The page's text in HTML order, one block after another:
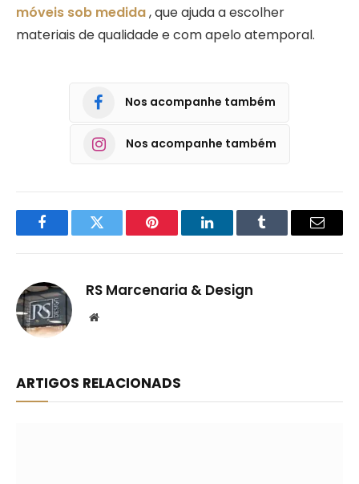
móveis sob medida, que ajuda a escolher
materiais de qualidade e com apelo atemporal.
Nos acompanhe também
Nos acompanhe também
FacebookTwitter Pinterest LinkedInTumblr Email
RS Marcenaria & Design
Website
ARTIGOS RELACIONADS